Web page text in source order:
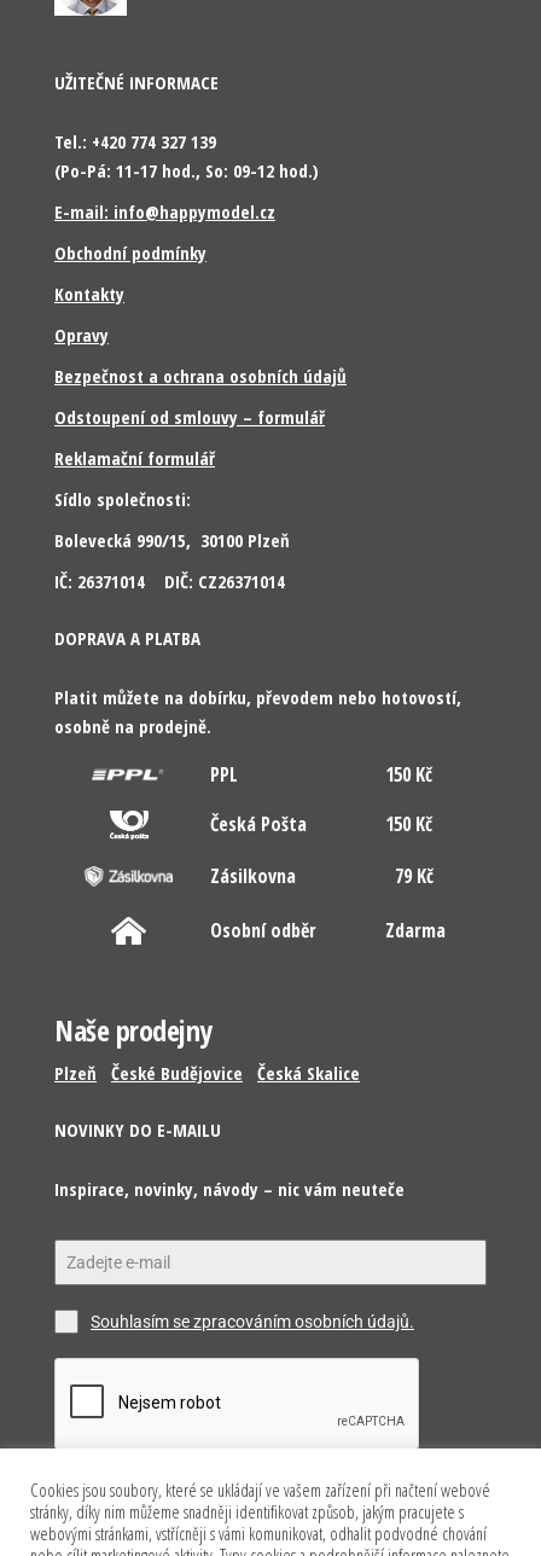
UŽITEČNÉ INFORMACE
Tel.: +420 774 327 139
(Po-Pá: 11-17 hod., So: 09-12 hod.)
E-mail: info@happymodel.cz
Obchodní podmínky
Kontakty
Opravy
Bezpečnost a ochrana osobních údajů
Odstoupení od smlouvy – formulář
Reklamační formulář
Sídlo společnosti:
Bolevecká 990/15, 30100 Plzeň
IČ: 26371014 DIČ: CZ26371014
DOPRAVA A PLATBA
Platit můžete na dobírku, převodem nebo hotovostí,
osobně na prodejně.
PPL
150 Kč
Česká Pošta
150 Kč
Zásilkovna
79 Kč
Osobní odběr Zdarma
Naše prodejny
Plzeň České Budějovice Česká Skalice
NOVINKY DO E-MAILU
Inspirace, novinky, návody – nic vám neuteče
Souhlasím se zpracováním osobních údajů.
Odeslat
Cookies jsou soubory, které se ukládají ve vašem zařízení při načtení webové
stránky, díky nim můžeme snadněji identifikovat způsob, jakým pracujete s
webovými stránkami, vstřícněji s vámi komunikovat, odhalit podvodné chování